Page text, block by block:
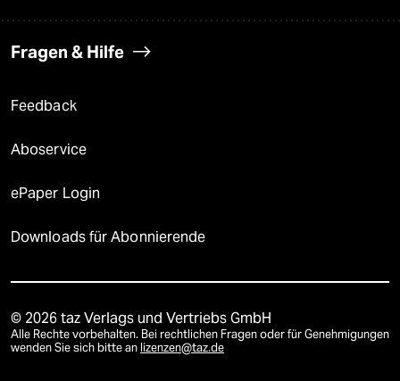
Fragen & Hilfe
Feedback
Aboservice
ePaper Login
Downloads für Abonnierende
© 2026 taz Verlags und Vertriebs GmbH
Alle Rechte vorbehalten. Bei rechtlichen Fragen oder für Genehmigungen
wenden Sie sich bitte an lizenzen@taz.de